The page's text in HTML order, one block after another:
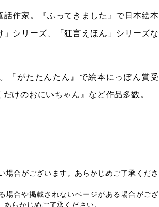
話作家。『ふってきました』で日本絵本
シリーズ、「狂言えほん」シリーズな
『がたたんたん』で絵本にっぽん賞受
けのおにいちゃん』など作品多数。
合がございます。あらかじめご了承くださ
場合や掲載されないページがある場合がござ
らかじめご了承ください。